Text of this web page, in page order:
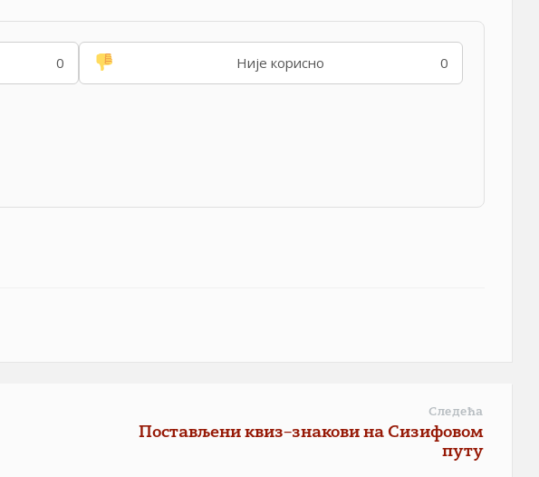
0 Није корисно 0
Следећа
Постављени квиз–знакови на Сизифовом
путу